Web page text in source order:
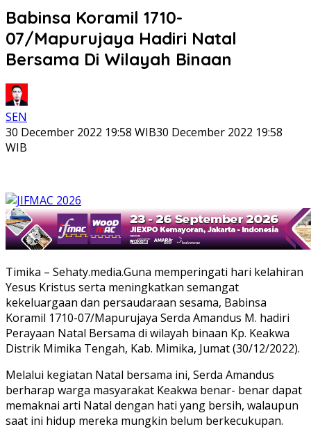
Babinsa Koramil 1710-
07/Mapurujaya Hadiri Natal
Bersama Di Wilayah Binaan
SEN
30 December 2022 19:58 WIB30 December 2022 19:58
WIB
Timika – Sehaty.media.Guna memperingati hari kelahiran
Yesus Kristus serta meningkatkan semangat
kekeluargaan dan persaudaraan sesama, Babinsa
Koramil 1710-07/Mapurujaya Serda Amandus M. hadiri
Perayaan Natal Bersama di wilayah binaan Kp. Keakwa
Distrik Mimika Tengah, Kab. Mimika, Jumat (30/12/2022).
Melalui kegiatan Natal bersama ini, Serda Amandus
berharap warga masyarakat Keakwa benar- benar dapat
memaknai arti Natal dengan hati yang bersih, walaupun
saat ini hidup mereka mungkin belum berkecukupan.